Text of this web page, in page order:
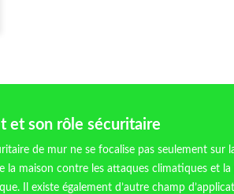
et son rôle sécuritaire
de mur ne se focalise pas seulement sur
la maison contre les attaques climatiques et
Il existe également d’autre champ